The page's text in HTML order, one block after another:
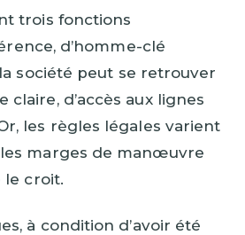
trois fonctions
d’homme-clé
société peut se retrouver
d’accès aux lignes
les règles légales varient
les marges de manœuvre
le croit.
à condition d’avoir été